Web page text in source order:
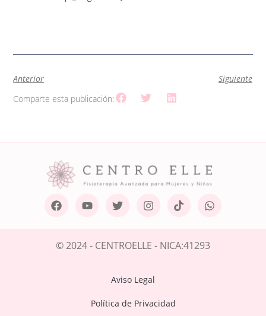
Anterior
Siguiente
Comparte esta publicación:
© 2024 - CENTROELLE - NICA:41293
Aviso Legal
Política de Privacidad